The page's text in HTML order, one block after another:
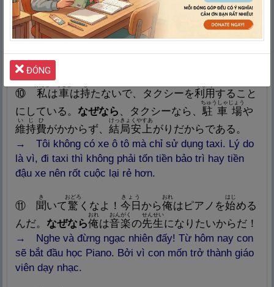
⑨この場所
Nghĩa: Nơi, chốn
ばしょ
が大好
だいず
きだ。なぜなら 、たくさんの思
おも
い 出
で
があるからだ。
niệm ở đây.
⑩ 私は車は持たないで、タクシーを利 用すること
にしている。 なぜなら 、タクシーなら、 駐車場
ちゅうしゃじょう
や
維持費
Nghĩa: Kinh phí, chi phí
いじひ
がかからず、 結 局安 上
Nghĩa: Trên, phía trên, đưa lên,
cưỡi lên
けっきょくやすあ
がりだからである。
→ Tôi không có xe ô tô mà chỉ sử dụng taxi. Lý do
là vì, đi taxi thì không phải tốn tiền bảo trì hay tiền
đậu xe nên rốt cuộc lại rẻ hơn.
⑪ 聞
き
いて驚
おどろ
くなよ！ 今 日
きょう
から俺
おれ
はピアノを始
はじ
める
んだ。 なぜなら俺
おれ
は音楽
Nghĩa: Lạc thú, âm nhạc, thoải
おんがく
の先生
せんせい
になりたいからだ！
→ Nghe và đừng ngạc nhiên đấy! Từ hôm nay con
sẽ bắt đầu học Piano. Bởi vì con mốn trở thành giáo
viên dạy nhạc.
ĐÓNG